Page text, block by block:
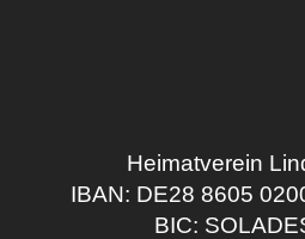
Heimatverein
IBAN: DE28 8605
BIC: